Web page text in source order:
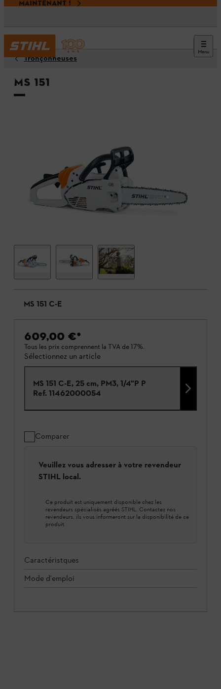
MAINTENANT !
Menu
Tronçonneuses
MS 151
MS 151 C-E
609,00 €*
Tous les prix comprennent la TVA de 17%.
Sélectionnez un article
MS 151 C-E, 25 cm, PM3, 1/4"P P
Ref. 11462000054
Comparer
Veuillez vous adresser à votre revendeur
STIHL local.
Ce produit est uniquement disponible chez les
revendeurs spécialisés agréés STIHL. Contactez nos
revendeurs, ils vous informeront sur la disponibilité de ce
produit.
Caractéristques
Mode d'emploi